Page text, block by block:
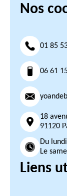
Nos
01 85
06 61
18
91120
Du
Le
Liens